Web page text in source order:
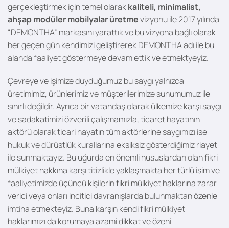
gerçekleştirmek için temel olarakkaliteli, minimalist,
ahşap modüler mobilyalar üretmevizyonu ile 2017 yılında
“DEMONTHA” markasını yarattık ve bu vizyona bağlı olarak
her geçen gün kendimizi geliştirerek DEMONTHA adı ile bu
alanda faaliyet göstermeye devam ettik ve etmektyeyiz.
Çevreye ve işimize duyduğumuz bu saygı yalnızca
üretimimiz, ürünlerimiz ve müşterilerimize sunumumuz ile
sınırlı değildir. Ayrıca bir vatandaş olarak ülkemize karşı saygı
ve sadakatimizi özverili çalışmamızla, ticaret hayatının
aktörü olarak ticari hayatın tüm aktörlerine saygımızı ise
hukuk ve dürüstlük kurallarına eksiksiz gösterdiğimiz riayet
ile sunmaktayız. Bu uğurda en önemli hususlardan olan fikri
mülkiyet hakkına karşı titizlikle yaklaşmakta her türlü isim ve
faaliyetimizde üçüncü kişilerin fikri mülkiyet haklarına zarar
verici veya onları incitici davranışlarda bulunmaktan özenle
imtina etmekteyiz. Buna karşın kendi fikri mülkiyet
haklarımızı da korumaya azami dikkat ve özeni